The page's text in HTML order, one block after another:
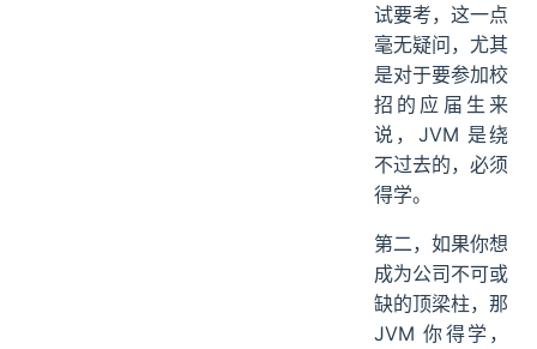
试要考，这一点
毫无疑问，尤其
是对于要参加校
招的应届生来
说，JVM 是绕
不过去的，必须
得学。
第二，如果你想
成为公司不可或
缺的顶梁柱，那
JVM 你得学，